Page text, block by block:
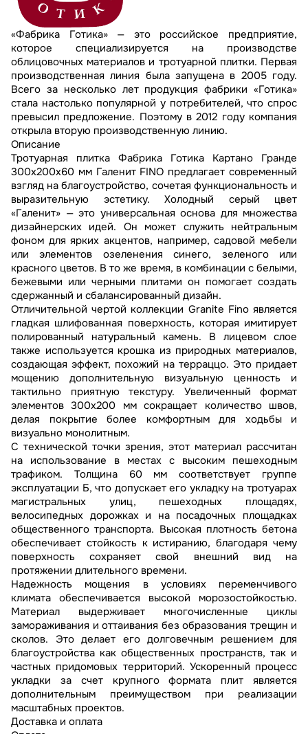
«Фабрика Готика» — это российское предприятие,
которое специализируется на производстве
облицовочных материалов и тротуарной плитки. Первая
производственная линия была запущена в 2005 году.
Всего за несколько лет продукция фабрики «Готика»
стала настолько популярной у потребителей, что спрос
превысил предложение. Поэтому в 2012 году компания
открыла вторую производственную линию.
Описание
Тротуарная плитка Фабрика Готика Картано Гранде
300х200х60 мм Галенит FINO предлагает современный
взгляд на благоустройство, сочетая функциональность и
выразительную эстетику. Холодный серый цвет
«Галенит» — это универсальная основа для множества
дизайнерских идей. Он может служить нейтральным
фоном для ярких акцентов, например, садовой мебели
или элементов озеленения синего, зеленого или
красного цветов. В то же время, в комбинации с белыми,
бежевыми или черными плитами он помогает создать
сдержанный и сбалансированный дизайн.
Отличительной чертой коллекции Granite Fino является
гладкая шлифованная поверхность, которая имитирует
полированный натуральный камень. В лицевом слое
также используется крошка из природных материалов,
создающая эффект, похожий на терраццо. Это придает
мощению дополнительную визуальную ценность и
тактильно приятную текстуру. Увеличенный формат
элементов 300х200 мм сокращает количество швов,
делая покрытие более комфортным для ходьбы и
визуально монолитным.
С технической точки зрения, этот материал рассчитан
на использование в местах с высоким пешеходным
трафиком. Толщина 60 мм соответствует группе
эксплуатации Б, что допускает его укладку на тротуарах
магистральных улиц, пешеходных площадях,
велосипедных дорожках и на посадочных площадках
общественного транспорта. Высокая плотность бетона
обеспечивает стойкость к истиранию, благодаря чему
поверхность сохраняет свой внешний вид на
протяжении длительного времени.
Надежность мощения в условиях переменчивого
климата обеспечивается высокой морозостойкостью.
Материал выдерживает многочисленные циклы
замораживания и оттаивания без образования трещин и
сколов. Это делает его долговечным решением для
благоустройства как общественных пространств, так и
частных придомовых территорий. Ускоренный процесс
укладки за счет крупного формата плит является
дополнительным преимуществом при реализации
масштабных проектов.
Доставка и оплата